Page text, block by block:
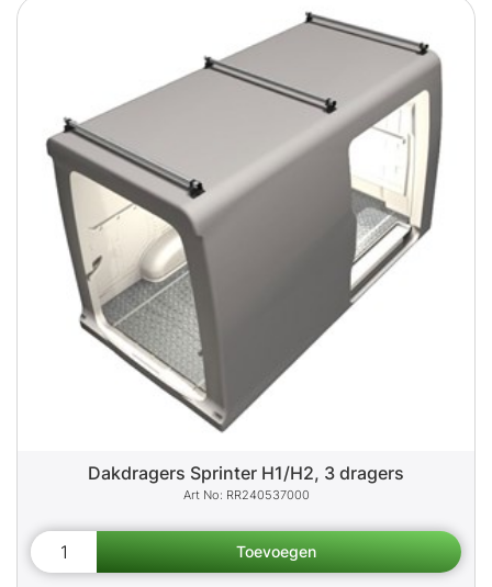
Dakdragers Sprinter H1/H2, 3 dragers
RR240537000